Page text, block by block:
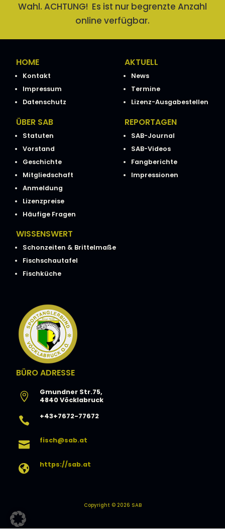
Wahl. ACHTUNG! Es ist nur begrenzte Anzahl
online verfügbar.
HOME
Kontakt
Impressum
Datenschutz
AKTUELL
News
Termine
Lizenz-Ausgabestellen
ÜBER SAB
Statuten
Vorstand
Geschichte
Mitgliedschaft
Anmeldung
Lizenzpreise
Häufige Fragen
REPORTAGEN
SAB-Journal
SAB-Videos
Fangberichte
Impressionen
WISSENSWERT
Schonzeiten & Brittelmaße
Fischschautafel
Fischküche
BÜRO ADRESSE

Gmundner Str.75,
4840 Vöcklabruck
 +43+7672-77672
 fisch@sab.at
 https://sab.at
Copyright © 2026 SAB